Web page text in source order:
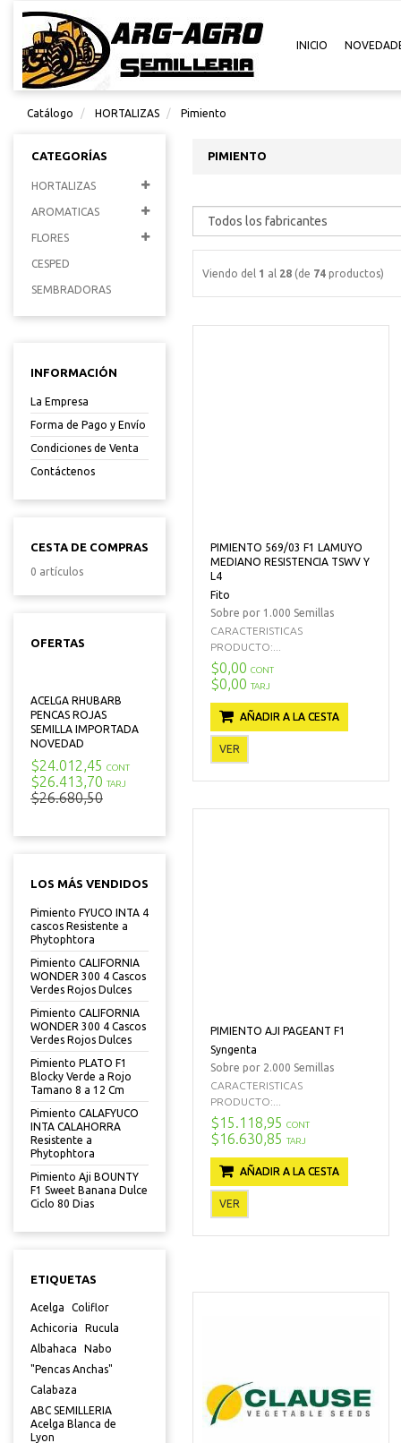
INICIO
Catálogo HORTALIZAS Pimiento
CATEGORÍAS
HORTALIZAS
AROMATICAS
FLORES
CESPED
SEMBRADORAS
INFORMACIÓN
La Empresa
Forma de Pago y Envío
Condiciones de Venta
Contáctenos
CESTA DE COMPRAS
0 artículos
OFERTAS
ACELGA RHUBARB
PENCAS ROJAS
SEMILLA IMPORTADA
NOVEDAD
$24.012,45 CONT
$26.413,70 TARJ
$26.680,50
LOS MÁS VENDIDOS
Pimiento FYUCO INTA 4
cascos Resistente a
Phytophtora
Pimiento CALIFORNIA
WONDER 300 4 Cascos
Verdes Rojos Dulces
Pimiento CALIFORNIA
WONDER 300 4 Cascos
Verdes Rojos Dulces
Pimiento PLATO F1
Blocky Verde a Rojo
Tamano 8 a 12 Cm
Pimiento CALAFYUCO
INTA CALAHORRA
Resistente a
Phytophtora
Pimiento Aji BOUNTY
F1 Sweet Banana Dulce
Ciclo 80 Dias
ETIQUETAS
Acelga
Coliflor
Achicoria
Rucula
Albahaca
Nabo
"Pencas Anchas"
Calabaza
ABC SEMILLERIA
Acelga Blanca de
Lyon
PIMIENTO
Viendo del 1 al 28 (de 74 productos)
PIMIENTO 569/03 F1 LAMUYO
MEDIANO RESISTENCIA TSWV Y
L4
Fito
Sobre por 1.000 Semillas
CARACTERISTICAS
PRODUCTO:...
$0,00 CONT
$0,00 TARJ
AÑADIR A LA CESTA
VER
PIMIENTO AJI PAGEANT F1
Syngenta
Sobre por 2.000 Semillas
CARACTERISTICAS
PRODUCTO:...
$15.118,95 CONT
$16.630,85 TARJ
AÑADIR A LA CESTA
VER